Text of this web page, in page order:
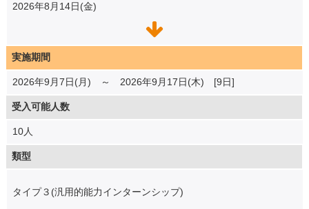
2026年8月14日(金)
実施期間
2026年9月7日(月) ～ 2026年9月17日(木) [9日]
受入可能人数
10人
類型
タイプ３(汎用的能力インターンシップ)